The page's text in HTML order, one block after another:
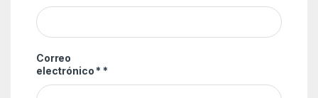
Correo
electrónico * *